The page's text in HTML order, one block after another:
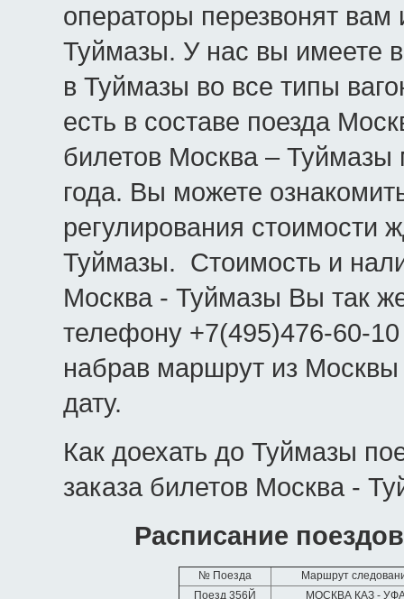
операторы перезвонят
Туймазы. У нас вы имеете
в Туймазы во все типы
есть в составе поезда
билетов Москва –
года. Вы можете
регулирования стоимости
Туймазы. Стоимость и
Москва - Туймазы Вы так
телефону +7(495)476-60-
набрав маршрут из
дату.
Как доехать до Туймазы
заказа билетов Москва -
Расписание
№ Поезда
Маршрут
Поезд 356Й
МОСКВА КАЗ -